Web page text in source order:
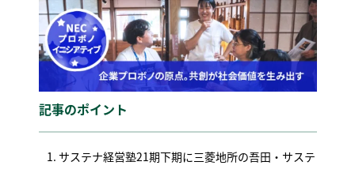
記事のポイント
サステナ経営塾21期下期に三菱地所の吾田・サステ